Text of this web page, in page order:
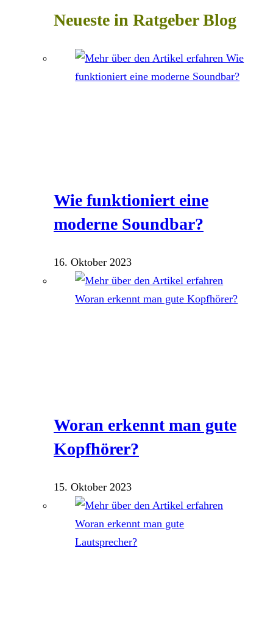
Neueste in Ratgeber Blog
Wie funktioniert eine
moderne Soundbar?
16. Oktober 2023
Woran erkennt man gute
Kopfhörer?
15. Oktober 2023